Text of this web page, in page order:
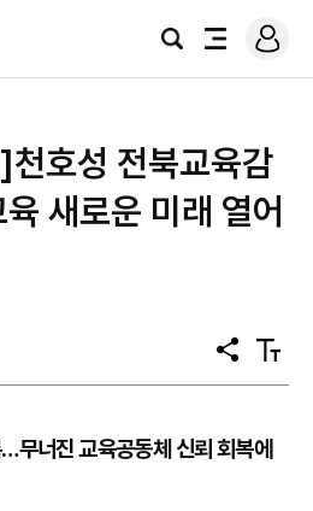
검
전
로
그
호성 전북교육감
새로운 미래 열어
공
유
텍
스
기
너진 교육공동체 신뢰 회복에